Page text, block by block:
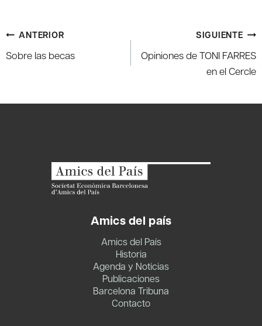
Navegación
de
ANTERIOR
Sobre las becas
SIGUIENTE
Opiniones de TONI FARRES
en el Cercle
Amics del país
Amics del País
Historia
Agenda y Noticias
Publicaciones
Barcelona Tribuna
Contacto